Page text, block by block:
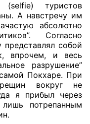
(selfie) туристов
А навстречу им
абсолютно
Согласно
собой
впрочем, и весь
разрушение”
Покхаре. При
вокруг не
я прибыл через
потрепанным